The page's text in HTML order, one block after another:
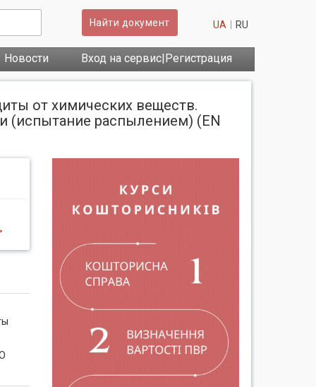
Найти документ UA RU
Новости Вход на сервис|Регистрация
от химических веществ.
(испытание распылением) (EN